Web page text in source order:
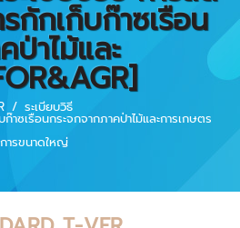
กักเก็บก๊าซเรือน
ป่าไม้และ
ระเบียบวิธี
ซเรือนกระจกจากภาคป่าไม้และการเกษตร
ารขนาดใหญ่